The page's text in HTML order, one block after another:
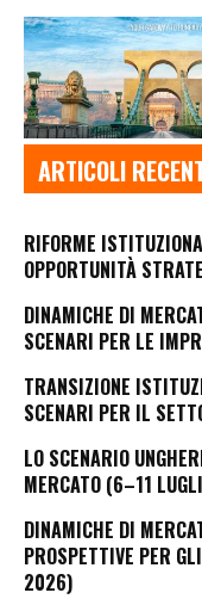
ARTICOLI
RIFORME
OPPORTUNITÀ
DINAMICHE DI
SCENARI PER LE
TRANSIZIONE
SCENARI PER IL
LO SCENARIO
MERCATO (6–11
DINAMICHE DI
PROSPETTIVE PER
2026)